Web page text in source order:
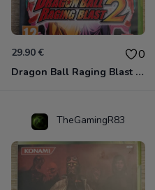
29.90 € 0
Dragon Ball Raging Blast 2 Xbox 360
TheGamingR83